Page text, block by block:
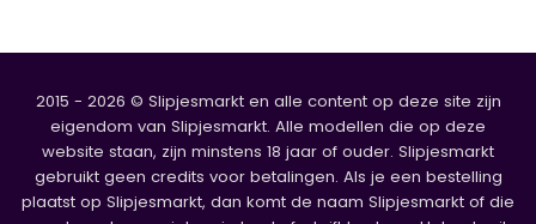
2015 - 2026 © Slipjesmarkt en alle content op deze site zijn
eigendom van Slipjesmarkt. Alle modellen die op deze
website staan, zijn minstens 18 jaar of ouder. Slipjesmarkt
gebruikt geen credits voor betalingen. Als je een bestelling
plaatst op Slipjesmarkt, dan komt de naam Slipjesmarkt of die